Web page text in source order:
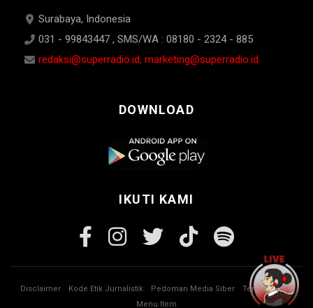
Surabaya, Indonesia
031 - 99843447 , SMS/WA : 08180 - 2324 - 885
redaksi@superradio.id, marketing@superradio.id
DOWNLOAD
IKUTI KAMI
Disclaimer Kode Etik Jurnalistik Pedoman Media Siber
Tentang Kami
Menu Item